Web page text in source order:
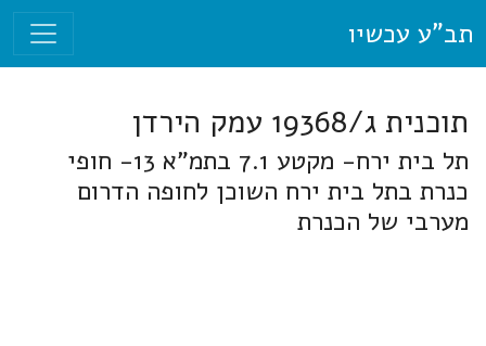
תב"ע עכשיו
תוכנית ג/19368 עמק הירדן
תל בית ירח- מקטע 7.1 בתמ"א 13- חופי
כנרת בתל בית ירח השוכן לחופה הדרום
מערבי של הכנרת